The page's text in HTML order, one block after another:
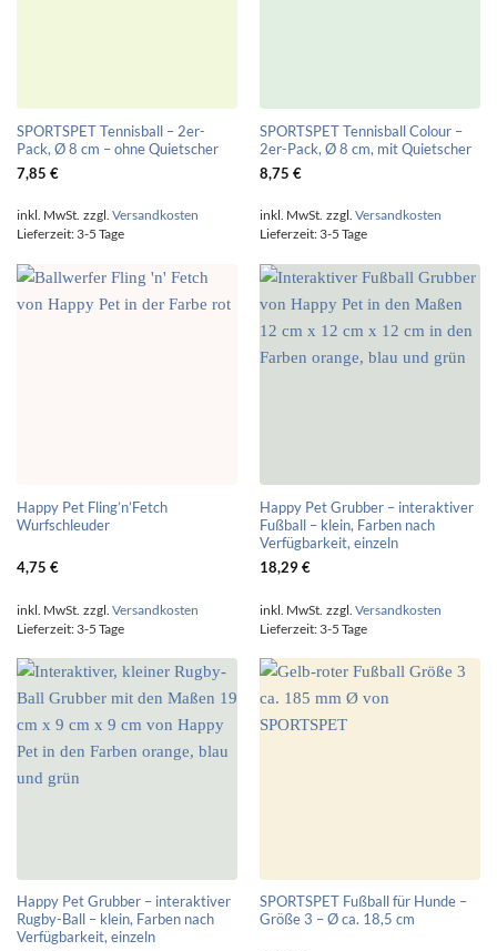
SPORTSPET Tennisball – 2er-
Pack, Ø 8 cm – ohne Quietscher
7,85 €
inkl. MwSt. zzgl. Versandkosten
Lieferzeit: 3-5 Tage
SPORTSPET Tennisball Colour –
2er-Pack, Ø 8 cm, mit Quietscher
8,75 €
inkl. MwSt. zzgl. Versandkosten
Lieferzeit: 3-5 Tage
Happy Pet Fling’n’Fetch
Wurfschleuder
4,75 €
inkl. MwSt. zzgl. Versandkosten
Lieferzeit: 3-5 Tage
Happy Pet Grubber – interaktiver
Fußball – klein, Farben nach
Verfügbarkeit, einzeln
18,29€
inkl. MwSt. zzgl. Versandkosten
Lieferzeit: 3-5 Tage
Happy Pet Grubber – interaktiver
Rugby-Ball – klein, Farben nach
Verfügbarkeit, einzeln
SPORTSPET Fußball für Hunde –
Größe 3 – Ø ca. 18,5 cm